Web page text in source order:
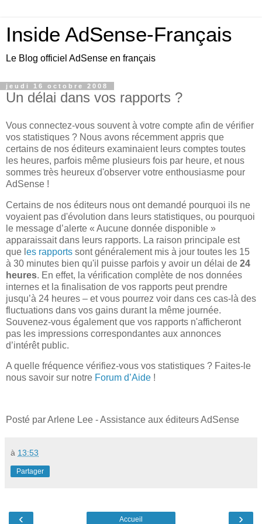
Inside AdSense-Français
Le Blog officiel AdSense en français
jeudi 16 octobre 2008
Un délai dans vos rapports ?
Vous connectez-vous souvent à votre compte afin de vérifier
vos statistiques ? Nous avons récemment appris que
certains de nos éditeurs examinaient leurs comptes toutes
les heures, parfois même plusieurs fois par heure, et nous
sommes très heureux d'observer votre enthousiasme pour
AdSense !
Certains de nos éditeurs nous ont demandé pourquoi ils ne
voyaient pas d'évolution dans leurs statistiques, ou pourquoi
le message d’alerte « Aucune donnée disponible »
apparaissait dans leurs rapports. La raison principale est
que l es rapports sont généralement mis à jour toutes les 15
à 30 minutes bien qu'il puisse parfois y avoir un délai de 24
heures. En effet, la vérification complète de nos données
internes et la finalisation de vos rapports peut prendre
jusqu’à 24 heures – et vous pourrez voir dans ces cas-là des
fluctuations dans vos gains durant la même journée.
Souvenez-vous également que vos rapports n'afficheront
pas les impressions correspondantes aux annonces
d’intérêt public.
A quelle fréquence vérifiez-vous vos statistiques ? Faites-le
nous savoir sur notre Forum d’Aide !
Posté par Arlene Lee - Assistance aux éditeurs AdSense
à 13:53
Partager
‹ ›
Accueil